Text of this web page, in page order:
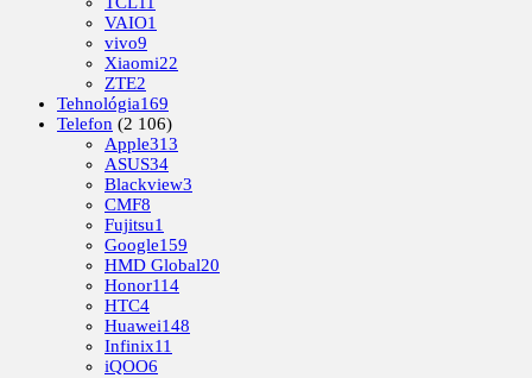
VAIO1
vivo9
Xiaomi22
ZTE2
Tehnológia169
Telefon (2 106)
Apple313
ASUS34
Blackview3
CMF8
Fujitsu1
Google159
HMD Global20
Honor114
HTC4
Huawei148
Infinix11
iQOO6